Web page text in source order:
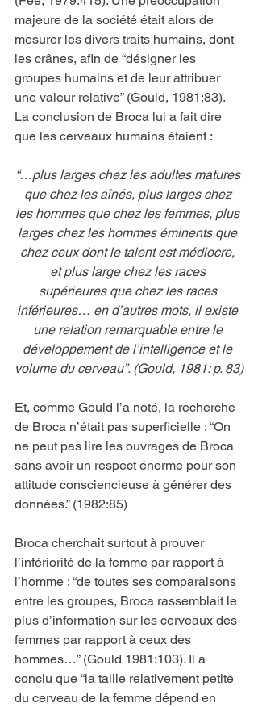
majeure de la société était alors de
mesurer les divers traits humains, dont
les crânes, afin de “désigner les
groupes humains et de leur attribuer
une valeur relative” (Gould, 1981:83).
La conclusion de Broca lui a fait dire
que les cerveaux humains étaient :
“…plus larges chez les adultes matures
que chez les aînés, plus larges chez
les hommes que chez les femmes, plus
larges chez les hommes éminents que
chez ceux dont le talent est médiocre,
et plus large chez les races
supérieures que chez les races
inférieures… en d’autres mots, il existe
une relation remarquable entre le
développement de l’intelligence et le
volume du cerveau”. (Gould, 1981: p. 83)
Et, comme Gould l’a noté, la recherche
de Broca n’était pas superficielle : “On
ne peut pas lire les ouvrages de Broca
sans avoir un respect énorme pour son
attitude consciencieuse à générer des
données.” (1982:85)
Broca cherchait surtout à prouver
l’infériorité de la femme par rapport à
l’homme : “de toutes ses comparaisons
entre les groupes, Broca rassemblait le
plus d’information sur les cerveaux des
femmes par rapport à ceux des
hommes…” (Gould 1981:103). Il a
conclu que “la taille relativement petite
du cerveau de la femme dépend en